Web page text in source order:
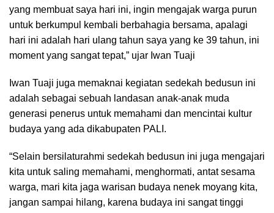
yang membuat saya hari ini, ingin mengajak warga purun
untuk berkumpul kembali berbahagia bersama, apalagi
hari ini adalah hari ulang tahun saya yang ke 39 tahun, ini
moment yang sangat tepat,” ujar Iwan Tuaji
Iwan Tuaji juga memaknai kegiatan sedekah bedusun ini
adalah sebagai sebuah landasan anak-anak muda
generasi penerus untuk memahami dan mencintai kultur
budaya yang ada dikabupaten PALI.
“Selain bersilaturahmi sedekah bedusun ini juga mengajari
kita untuk saling memahami, menghormati, antat sesama
warga, mari kita jaga warisan budaya nenek moyang kita,
jangan sampai hilang, karena budaya ini sangat tinggi